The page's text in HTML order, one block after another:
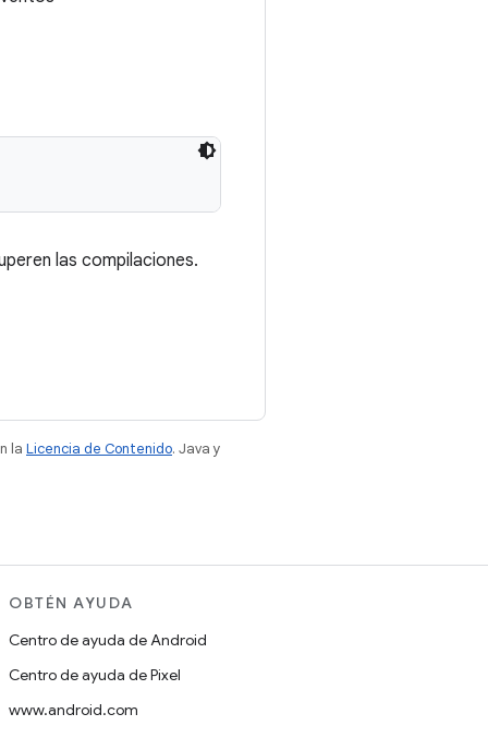
las compilaciones.
la Licencia de Contenido. Java y
OBTÉN AYUDA
Centro de ayuda de Android
Centro de ayuda de Pixel
www.android.com